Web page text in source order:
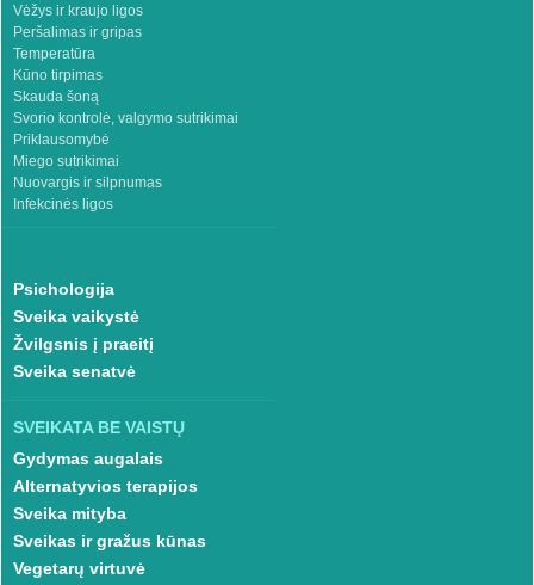
Vėžys ir kraujo ligos
Peršalimas ir gripas
Temperatūra
Kūno tirpimas
Skauda šoną
Svorio kontrolė, valgymo sutrikimai
Priklausomybė
Miego sutrikimai
Nuovargis ir silpnumas
Infekcinės ligos
Psichologija
Sveika vaikystė
Žvilgsnis į praeitį
Sveika senatvė
SVEIKATA BE VAISTŲ
Gydymas augalais
Alternatyvios terapijos
Sveika mityba
Sveikas ir gražus kūnas
Vegetarų virtuvė